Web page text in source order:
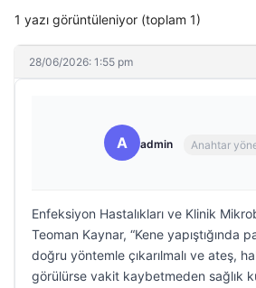
1 yazı görüntüleniyor (toplam 1)
28/06/2026: 1:55 pm
A admin Anahtar
Enfeksiyon Hastalıkları ve Klinik
Teoman Kaynar, “Kene yapıştığında
doğru yöntemle çıkarılmalı ve ateş,
görülürse vakit kaybetmeden sağlık